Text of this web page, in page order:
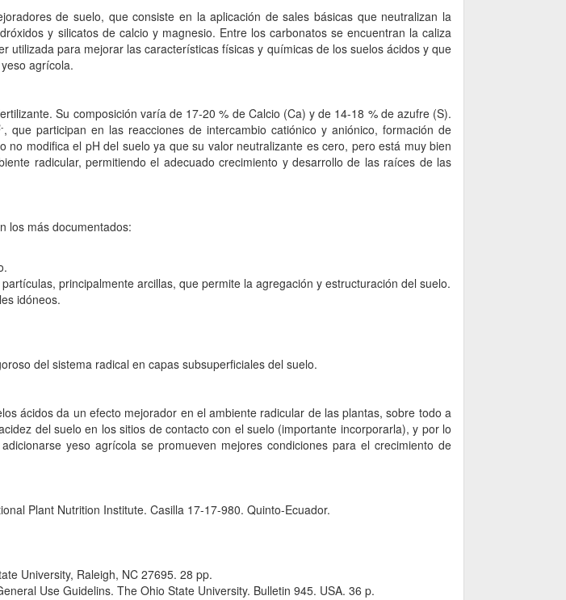
de suelo, que consiste en la aplicación de sales básicas que neutralizan la
y silicatos de calcio y magnesio. Entre los carbonatos se encuentran la caliza
utilizada para mejorar las características físicas y químicas de los suelos ácidos y que
agrícola.
Su composición varía de 17-20 % de Calcio (Ca) y de 14-18 % de azufre (S).
, que participan en las reacciones de intercambio catiónico y aniónico, formación de
modifica el pH del suelo ya que su valor neutralizante es cero, pero está muy bien
radicular, permitiendo el adecuado crecimiento y desarrollo de las raíces de las
los más documentados:
principalmente arcillas, que permite la agregación y estructuración del suelo.
idóneos.
del sistema radical en capas subsuperficiales del suelo.
ácidos da un efecto mejorador en el ambiente radicular de las plantas, sobre todo a
del suelo en los sitios de contacto con el suelo (importante incorporarla), y por lo
yeso agrícola se promueven mejores condiciones para el crecimiento de
Plant Nutrition Institute. Casilla 17-17-980. Quinto-Ecuador.
University, Raleigh, NC 27695. 28 pp.
Use Guidelins. The Ohio State University. Bulletin 945. USA. 36 p.